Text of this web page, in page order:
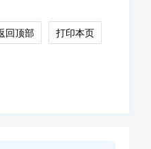
回顶部 打印本页